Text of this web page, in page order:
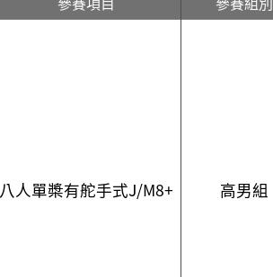
八人單槳有舵手式J/M8+ 高男組